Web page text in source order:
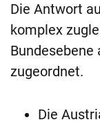
Die Antwort
komplex
Bundesebene
zugeordnet.
Die